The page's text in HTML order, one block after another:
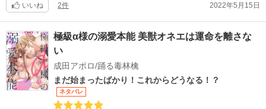
いいね 2件 2022年5月15日
極級α様の溺愛本能 美獣オネエは運命を離さな
い
成田アポロ/踊る毒林檎
まだ始まったばかり！これからどうなる！？
ネタバレ